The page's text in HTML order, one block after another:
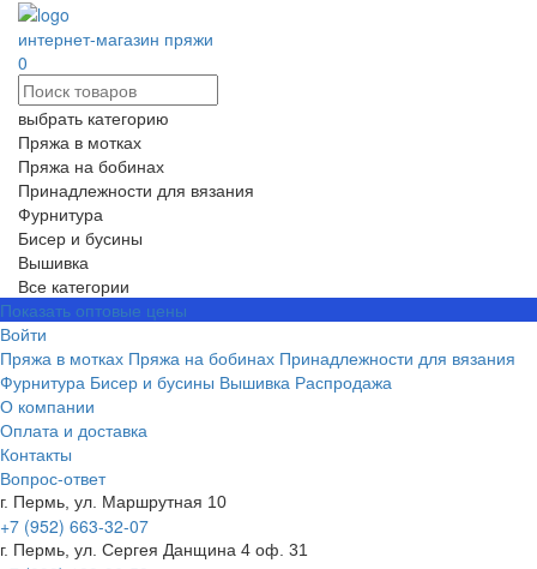
интернет-магазин пряжи
0
выбрать категорию
Пряжа в мотках
Пряжа на бобинах
Принадлежности для вязания
Фурнитура
Бисер и бусины
Вышивка
Все категории
Показать оптовые цены
Войти
Пряжа в мотках Пряжа на бобинах Принадлежности для вязания
Фурнитура Бисер и бусины Вышивка Распродажа
О компании
Оплата и доставка
Контакты
Вопрос-ответ
г. Пермь, ул. Маршрутная 10
+7 (952) 663-32-07
г. Пермь, ул. Сергея Данщина 4 оф. 31